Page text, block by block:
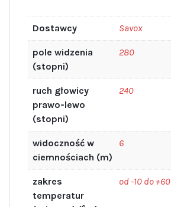
Dostawcy Savox
pole widzenia
(stopni)
280
ruch głowicy
prawo-lewo
(stopni)
240
widoczność w
ciemnościach (m)
6
zakres
temperatur
od -10 do +60